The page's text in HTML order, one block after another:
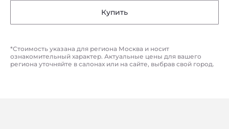
Купить
*Стоимость указана для региона Москва и носит
ознакомительный характер. Актуальные цены для вашего
региона уточняйте в салонах или на сайте, выбрав свой город.